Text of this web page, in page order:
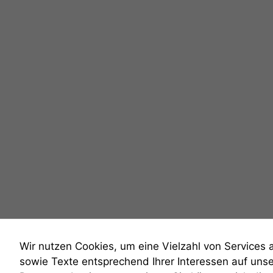
Wir nutzen Cookies, um eine Vielzahl von
sowie Texte entsprechend Ihrer Interessen auf